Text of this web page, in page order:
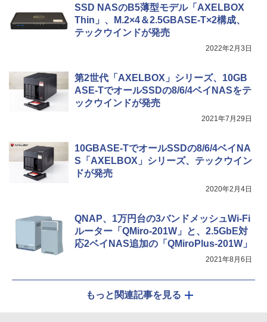
SSD NASのB5薄型モデル「AXELBOX
Thin」、M.2×4＆2.5GBASE-T×2構成、
テックウインドが発売
2022年2月3日
第2世代「AXELBOX」シリーズ、10GB
ASE-TでオールSSDの8/6/4ベイNASをテ
ックウインドが発売
2021年7月29日
10GBASE-TでオールSSDの8/6/4ベイNA
S「AXELBOX」シリーズ、テックウイン
ドが発売
2020年2月4日
QNAP、1万円台の3バンドメッシュWi-Fi
ルーター「QMiro-201W」と、2.5GbE対
応2ベイNAS追加の「QMiroPlus-201W」
2021年8月6日
もっと関連記事を見る